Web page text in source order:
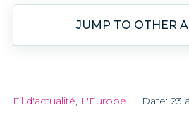
JUMP TO OTHER
Fil d'actualité, L'Europe Date: 23